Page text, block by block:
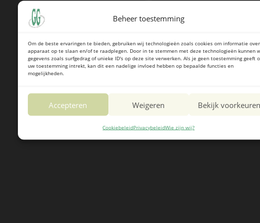
Beheer toestemming
Om de beste ervaringen te bieden, gebruiken wij technologieën zoals cookies om informatie
apparaat op te slaan en/of te raadplegen. Door in te stemmen met deze technologieën kunnen
gegevens zoals surfgedrag of unieke ID's op deze site verwerken. Als je geen toestemming geeft
uw toestemming intrekt, kan dit een nadelige invloed hebben op bepaalde functies en
mogelijkheden.
Accepteren Weigeren Bekijk voorkeuren
CookiebeleidPrivacybeleidWie zijn wij?